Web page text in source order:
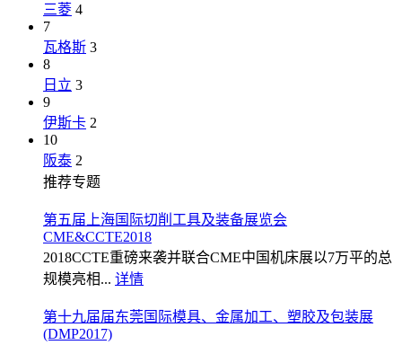
三菱 4
7
瓦格斯 3
8
日立 3
9
伊斯卡 2
10
阪泰 2
推荐专题
第五届上海国际切削工具及装备展览会
CME&CCTE2018
2018CCTE重磅来袭并联合CME中国机床展以7万平的总
规模亮相... 详情
第十九届届东莞国际模具、金属加工、塑胶及包装展
(DMP2017)